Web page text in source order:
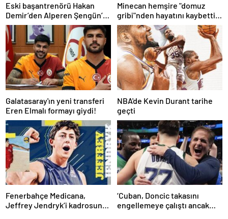
Eski başantrenörü Hakan
Demir’den Alperen Şengün’e
övgü
Minecan hemşire "domuz
gribi"nden hayatını kaybetti –
Haberler | Sağlık Haberleri
Galatasaray'ın yeni transferi
Eren Elmalı formayı giydi!
NBA'de Kevin Durant tarihe
geçti
Fenerbahçe Medicana,
Jeffrey Jendryk’i kadrosuna
‘Cuban, Doncic takasını
engellemeye çalıştı ancak